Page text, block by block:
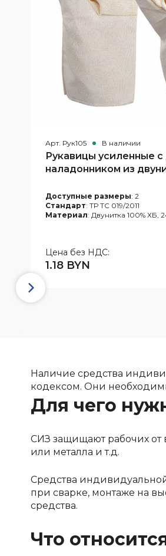
Арт. Рук105 В наличии
Рукавицы усиленные
наладонником из
Доступные размеры: 2
Стандарт: ТР ТС 019/2011
Материал: Двунитка 100% ХБ,
Цена без НДС:
1.18 BYN
Наличие средства
кодексом. Они
Для чего
СИЗ защищают рабочих от
или металла и т.д.
Средства
при сварке, монтаже на
средства.
Что